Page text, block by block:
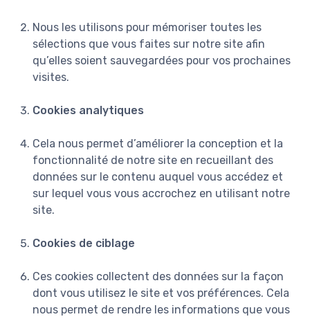
Nous les utilisons pour mémoriser toutes les
sélections que vous faites sur notre site afin
qu’elles soient sauvegardées pour vos prochaines
visites.
Cookies analytiques
Cela nous permet d’améliorer la conception et la
fonctionnalité de notre site en recueillant des
données sur le contenu auquel vous accédez et
sur lequel vous vous accrochez en utilisant notre
site.
Cookies de ciblage
Ces cookies collectent des données sur la façon
dont vous utilisez le site et vos préférences. Cela
nous permet de rendre les informations que vous